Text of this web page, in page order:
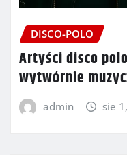
DISCO-POLO
Artyści disco
wytwórnie
admin sie